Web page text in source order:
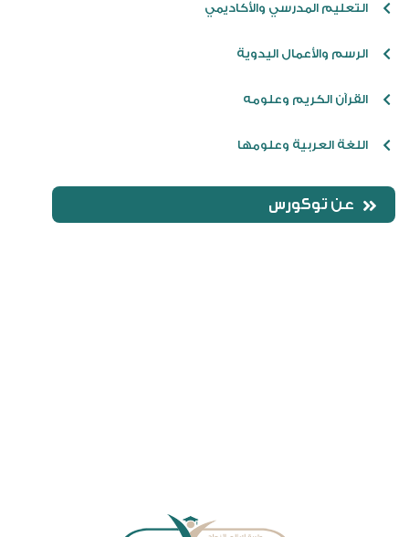
التعليم المدرسي والأكاديمي
الرسم والأعمال اليدوية
القرآن الكريم وعلومه
اللغة العربية وعلومها
عنتوكورس